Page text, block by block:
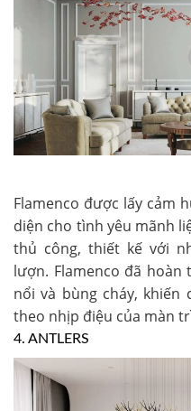
Flamenco được lấy cảm
diện cho tình yêu mãnh
thủ công, thiết kế với
lượn. Flamenco đã
nổi và bùng cháy, khiến
theo nhịp điệu của màn
4. ANTLERS